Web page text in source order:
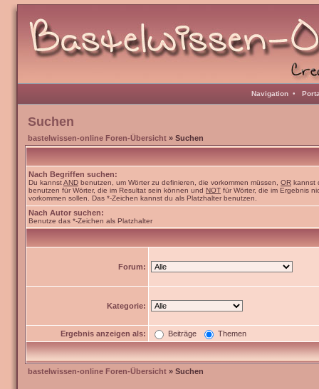
Navigation •
Suchen
bastelwissen-online Foren-Übersicht » Suchen
Nach Begriffen suchen:
Du kannstAND benutzen, um Wörter zu definieren, die vorkommen müssen, OR kannst
benutzen für Wörter, die im Resultat sein können und NOT für Wörter, die im Ergebnis
vorkommen sollen. Das *-Zeichen kannst du als Platzhalter benutzen.
Nach Autor suchen:
Benutze das *-Zeichen als Platzhalter
Forum:
Kategorie:
Ergebnis anzeigen als: Beiträge Themen
bastelwissen-online Foren-Übersicht » Suchen